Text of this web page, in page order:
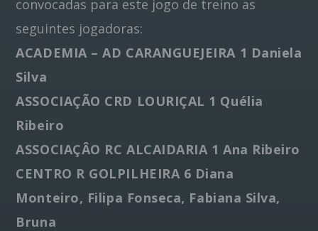
convocadas para este jogo de treino as
seguintes jogadoras:
ACADEMIA – AD CARANGUEJEIRA 1 Daniela
Silva
ASSOCIAÇÃO CRD LOURIÇAL 1 Quélia
Ribeiro
ASSOCIAÇÂO RC ALCAIDARIA 1 Ana Ribeiro
CENTRO R GOLPILHEIRA 6 Diana
Monteiro, Filipa Fonseca, Fabiana Silva,
Bruna